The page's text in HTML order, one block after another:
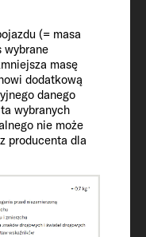
(= masa
wybrane
masę
dodatkową
danego
wybranych
nie może
producenta dla
USB